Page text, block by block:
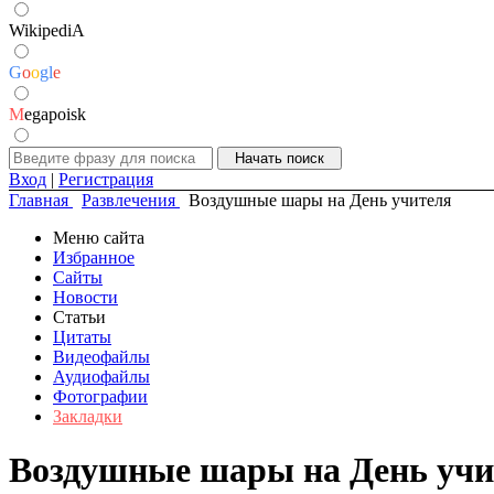
WikipediA
Google
Megapoisk
Вход | Регистрация
Главная
Развлечения
Воздушные шары на День учителя
Меню сайта
Избранное
Сайты
Новости
Статьи
Цитаты
Видеофайлы
Аудиофайлы
Фотографии
Закладки
Воздушные шары на День